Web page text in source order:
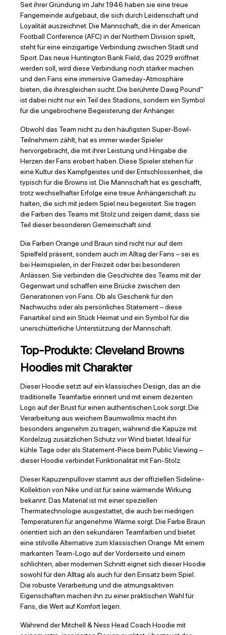
Seit ihrer Gründung im Jahr 1946 haben sie eine treue
Fangemeinde aufgebaut, die sich durch Leidenschaft und
Loyalität auszeichnet. Die Mannschaft, die in der American
Football Conference (AFC) in der Northern Division spielt,
steht für eine einzigartige Verbindung zwischen Stadt und
Sport. Das neue Huntington Bank Field, das 2029 eröffnet
werden soll, wird diese Verbindung noch stärker machen
und den Fans eine immersive Gameday-Atmosphäre
bieten, die ihresgleichen sucht. Die berühmte Dawg Pound"
ist dabei nicht nur ein Teil des Stadions, sondern ein Symbol
für die ungebrochene Begeisterung der Anhänger.
Obwohl das Team nicht zu den häufigsten Super-Bowl-
Teilnehmern zählt, hat es immer wieder Spieler
hervorgebracht, die mit ihrer Leistung und Hingabe die
Herzen der Fans erobert haben. Diese Spieler stehen für
eine Kultur des Kampfgeistes und der Entschlossenheit, die
typisch für die Browns ist. Die Mannschaft hat es geschafft,
trotz wechselhafter Erfolge eine treue Anhängerschaft zu
halten, die sich mit jedem Spiel neu begeistert. Sie tragen
die Farben des Teams mit Stolz und zeigen damit, dass sie
Teil dieser besonderen Gemeinschaft sind.
Die Farben Orange und Braun sind nicht nur auf dem
Spielfeld präsent, sondern auch im Alltag der Fans – sei es
bei Heimspielen, in der Freizeit oder bei besonderen
Anlässen. Sie verbinden die Geschichte des Teams mit der
Gegenwart und schaffen eine Brücke zwischen den
Generationen von Fans. Ob als Geschenk für den
Nachwuchs oder als persönliches Statement – diese
Fanartikel sind ein Stück Heimat und ein Symbol für die
unerschütterliche Unterstützung der Mannschaft.
Top-Produkte: Cleveland Browns
Hoodies mit Charakter
Dieser Hoodie setzt auf ein klassisches Design, das an die
traditionelle Teamfarbe erinnert und mit einem dezenten
Logo auf der Brust für einen authentischen Look sorgt. Die
Verarbeitung aus weichem Baumwollmix macht ihn
besonders angenehm zu tragen, während die Kapuze mit
Kordelzug zusätzlichen Schutz vor Wind bietet. Ideal für
kühle Tage oder als Statement-Piece beim Public Viewing –
dieser Hoodie verbindet Funktionalität mit Fan-Stolz.
Dieser Kapuzenpullover stammt aus der offiziellen Sideline-
Kollektion von Nike und ist für seine wärmende Wirkung
bekannt. Das Material ist mit einer speziellen
Thermatechnologie ausgestattet, die auch bei niedrigen
Temperaturen für angenehme Wärme sorgt. Die Farbe Braun
orientiert sich an den sekundären Teamfarben und bietet
eine stilvolle Alternative zum klassischen Orange. Mit einem
markanten Team-Logo auf der Vorderseite und einem
schlichten, aber modernen Schnitt eignet sich dieser Hoodie
sowohl für den Alltag als auch für den Einsatz beim Spiel.
Die robuste Verarbeitung und die atmungsaktiven
Eigenschaften machen ihn zu einer praktischen Wahl für
Fans, die Wert auf Komfort legen.
Während der Mitchell & Ness Head Coach Hoodie mit